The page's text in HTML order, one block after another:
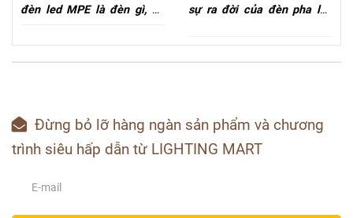
đèn led MPE là đèn gì, nó
giờ chúng tôi sẽ giới thiệu
cho bạn những đặc tính của
và thắc mắc trên nhé.
sự ra đời của đèn pha led
đèn pha siêu sáng, có độ
phủ sáng tốt nên nó đang
chúng tôi sẽ giới thiệu tới
bạn các loại đèn led pha
ngoài trời thông dụng hiện
Đừng bỏ lỡ hàng ngàn sản phẩm và chương
trình siêu hấp dẫn từ LIGHTING MART